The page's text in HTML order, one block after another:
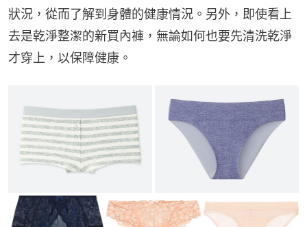
狀況，從而了解到身體的健康情況。另外，即使看上
去是乾淨整潔的新買內褲，無論如何也要先清洗乾淨
才穿上，以保障健康。